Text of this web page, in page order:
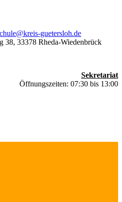
guetersloh.de
38, 33378 Rheda-Wiedenbrück
Sekretariat
Öffnungszeiten: 07:30 bis 13:00